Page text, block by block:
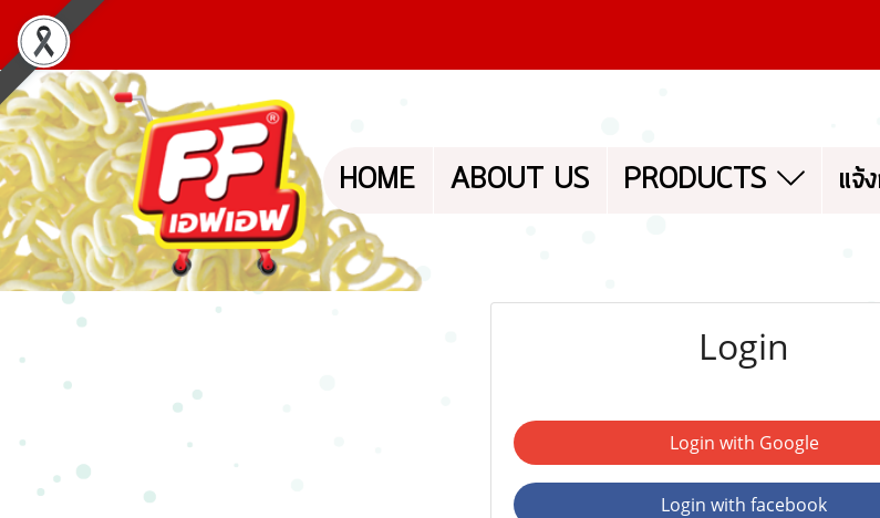
HOME ABOUT US PRODUCTS แจ้
Login
Login with Google
Login with facebook